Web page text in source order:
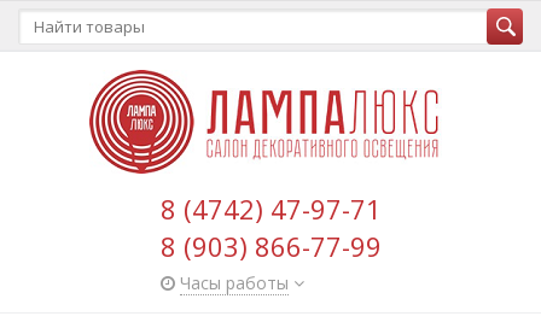
8 (4742) 47-97-71
8 (903) 866-77-99
Часы работы